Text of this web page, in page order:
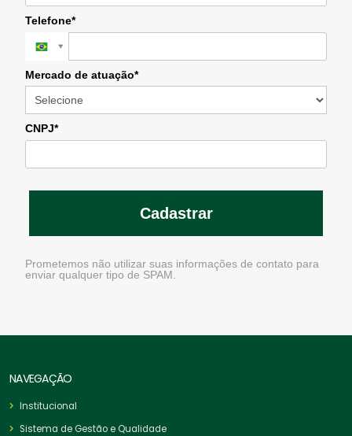
Telefone*
Mercado de atuação*
CNPJ*
Cadastrar
Prometemos não utilizar suas informações de contato para
enviar qualquer tipo de SPAM.
NAVEGAÇÃO
Institucional
Sistema de Gestão e Qualidade